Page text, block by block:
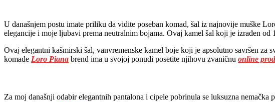
U današnjem postu imate priliku da vidite poseban komad, šal iz najnovije muške
elegancije i moje ljubavi prema neutralnim bojama. Ovaj kamel šal koji je izrađen
Ovaj elegantni kašmirski šal, vanvremenske kamel boje koji je apsolutno savršen
komade Loro Piana brend ima u svojoj ponudi posetite njihovu zvaničnu online
Za moj današnji odabir elegantnih pantalona i cipele pobrinula se luksuzna nemačka